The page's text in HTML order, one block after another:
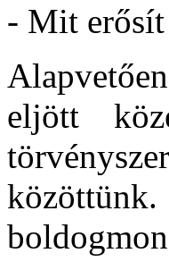
- Mit erősít
eljött
közöttünk.